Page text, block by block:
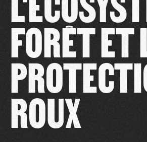
FORÊT ET
ROUX